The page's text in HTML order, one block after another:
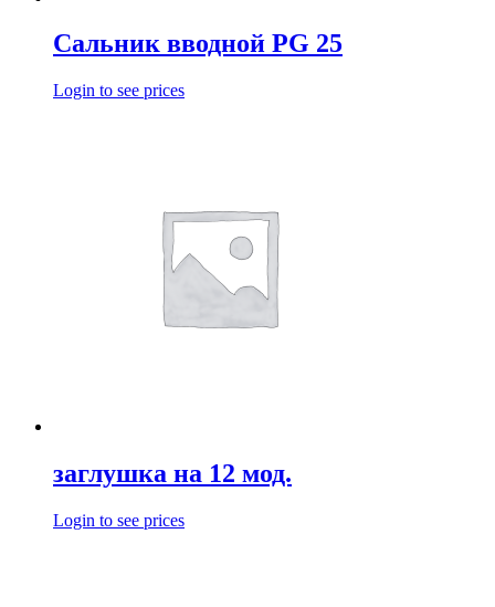
Сальник вводной PG 25
Login to see prices
заглушка на 12 мод.
Login to see prices